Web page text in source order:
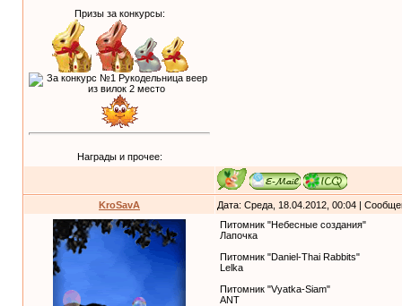
Призы за конкурсы:
Награды и прочее:
KroSavA Дата: Среда, 18.04.2012, 00:04 |
Питомник "Небесные создания"
Лапочка
Питомник "Daniel-Thai Rabbits"
Lelka
Питомник "Vyatka-Siam"
ANT